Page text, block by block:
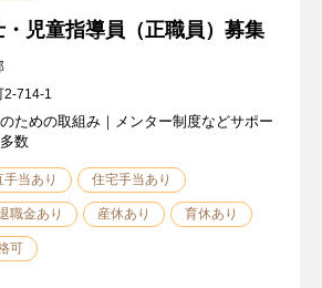
・児童指導員（正職員）募集
2-714-1
ための取組み｜メンター制度などサポー
数
手当あり 住宅手当あり
職金あり 産休あり 育休あり
可